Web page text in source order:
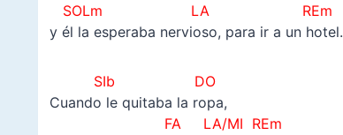
SOLm LA REm
y él la esperaba nervioso, para ir a un hotel.
SIb DO
Cuando le quitaba la ropa,
FA LA/MI REm